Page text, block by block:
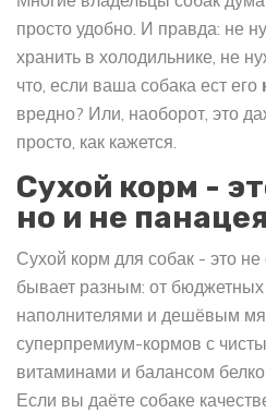
просто удобно. И правда: не
хранить в холодильнике, не
что, если ваша собака ест его
вредно? Или, наоборот, это
просто, как кажется.
Сухой корм -
но и не панацея
Сухой корм для собак - это
бывает разным: от
наполнителями и дешёвым
суперпремиум-кормов с
витаминами и балансом
Если вы даёте собаке